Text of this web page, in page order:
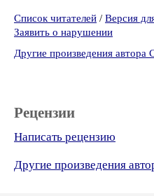
Список читателей / Версия
Заявить о нарушении
Другие произведения автора
Рецензии
Написать рецензию
Другие произведения